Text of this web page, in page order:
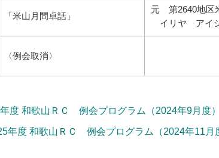
「米山月間卓話」
元 第2640地区
イリヤ アイ
〈例会取消〉
度 和歌山ＲＣ 例会プログラム（2024年9月度）
年度 和歌山ＲＣ 例会プログラム（2024年11月